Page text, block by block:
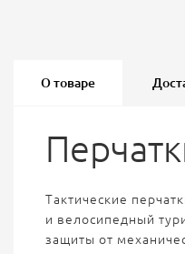
О товаре
Тактические
и велосипедный
защиты от